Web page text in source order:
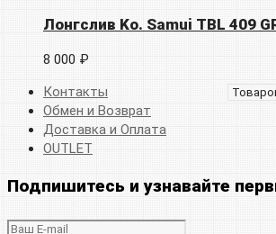
Лонгслив Ko. Samui TBL 409
8 000 ₽
Контакты
Обмен и Возврат
Доставка и Оплата
OUTLET
Подпишитесь и узнавайте